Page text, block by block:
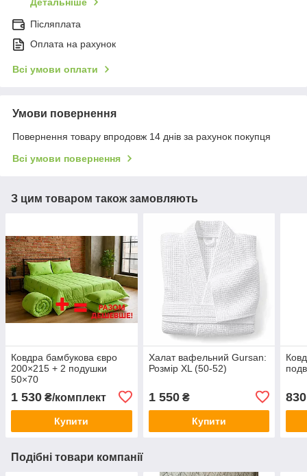
Детальніше
Післяплата
Оплата на рахунок
Всі умови оплати
Умови повернення
Повернення товару впродовж 14 днів за рахунок покупця
Всі умови повернення
З цим товаром також замовляють
Ковдра бамбукова євро
200×215 + 2 подушки
50×70
1 530 ₴/комплект
Купити
Халат вафельний Gursan:
Розмір XL (50-52)
1 550₴
Купити
830
Подібні товари компанії